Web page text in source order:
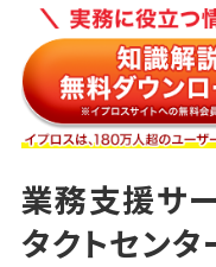
業務支援サ
タクトセン